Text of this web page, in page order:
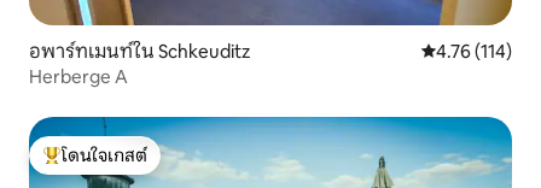
อพาร์ทเมนท์ใน Schkeuditz คะแนนเฉลี่ย
4.76 (114)
Herberge A
โดนใจเกสต์ที่สุด
โดนใจเกสต์